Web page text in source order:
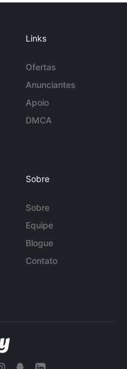
Links
Ofertas
Anunciantes
Apoio
DMCA
Sobre
Sobre
Equipe
Blogue
Contato